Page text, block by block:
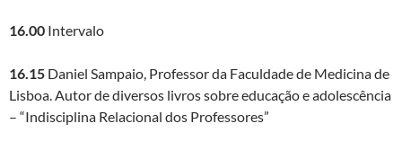
16.00 Intervalo
16.15 Daniel Sampaio, Professor da Faculdade de Medicina de
Lisboa. Autor de diversos livros sobre educação e adolescência
– “Indisciplina Relacional dos Professores”